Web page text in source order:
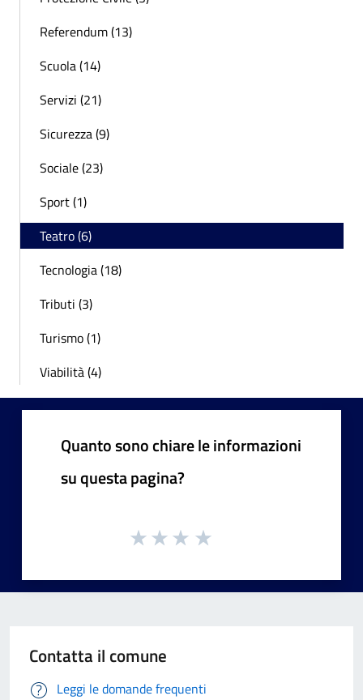
Referendum (13)
Scuola (14)
Servizi (21)
Sicurezza (9)
Sociale (23)
Sport (1)
Teatro (6)
Tecnologia (18)
Tributi (3)
Turismo (1)
Viabilità (4)
Quanto sono chiare le informazioni
su questa pagina?
Contatta il comune
Leggi le domande frequenti